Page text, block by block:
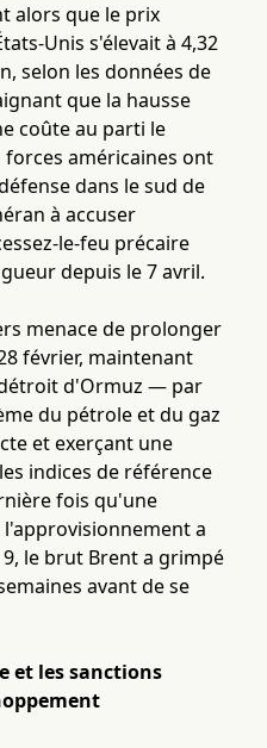
alors que le prix
Unis s'élevait à 4,32
selon les données de
que la hausse
coûte au parti le
américaines ont
dans le sud de
à accuser
le-feu précaire
depuis le 7 avril.
menace de prolonger
février, maintenant
d'Ormuz — par
du pétrole et du gaz
et exerçant une
indices de référence
fois qu'une
a
le brut Brent a grimpé
avant de se
et les sanctions